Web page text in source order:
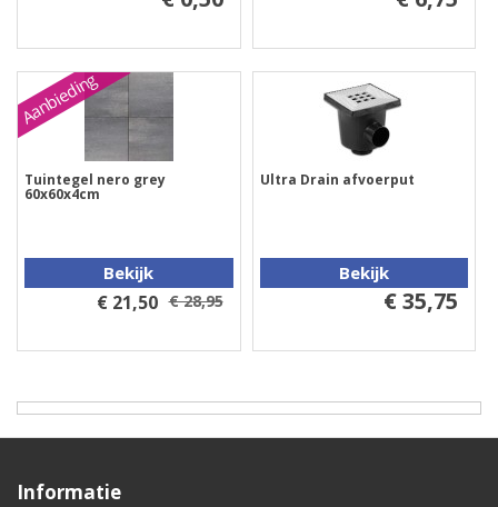
Aanbieding
Tuintegel nero grey
60x60x4cm
Bekijk
€ 21,50 € 28,95
Ultra Drain afvoerput
Bekijk
€ 35,75
Informatie